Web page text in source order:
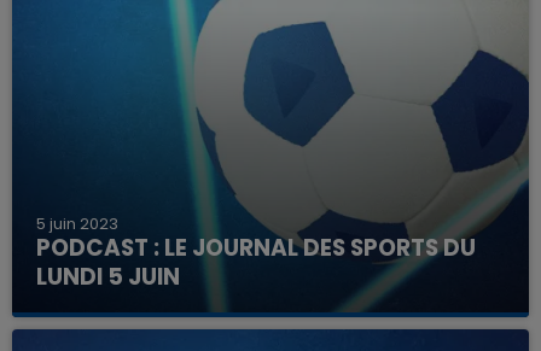
5 juin 2023
PODCAST : LE JOURNAL DES SPORTS DU
LUNDI 5 JUIN
Tous les lundis, retrouvez dans le journal des
sports les principaux résultats du week-end.